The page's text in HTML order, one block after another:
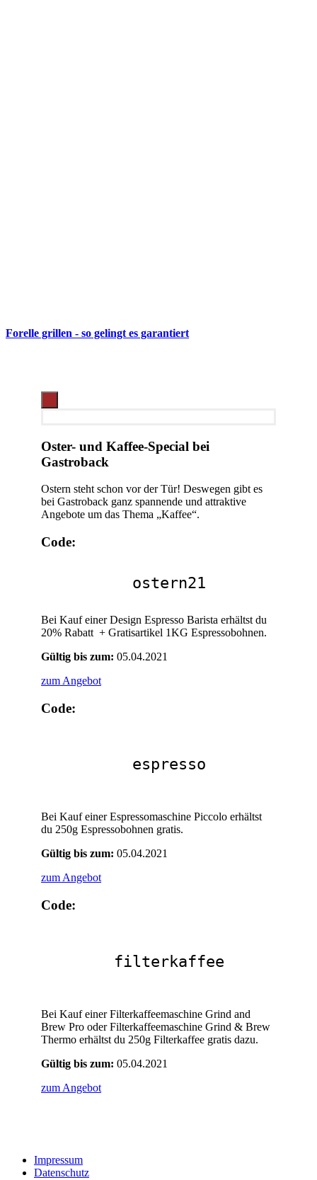
Forelle grillen - so gelingt es garantiert
Oster- und Kaffee-Special bei
Gastroback
Ostern steht schon vor der Tür! Deswegen gibt es
bei Gastroback ganz spannende und attraktive
Angebote um das Thema „Kaffee“.
Code:
ostern21
Bei Kauf einer Design Espresso Barista erhältst du
20% Rabatt + Gratisartikel 1KG Espressobohnen.
Gültig bis zum: 05.04.2021
zum Angebot
Code:
espresso
Bei Kauf einer Espressomaschine Piccolo erhältst
du 250g Espressobohnen gratis.
Gültig bis zum: 05.04.2021
zum Angebot
Code:
filterkaffee
Bei Kauf einer Filterkaffeemaschine Grind and
Brew Pro oder Filterkaffeemaschine Grind & Brew
Thermo erhältst du 250g Filterkaffee gratis dazu.
Gültig bis zum: 05.04.2021
zum Angebot
Impressum
Datenschutz